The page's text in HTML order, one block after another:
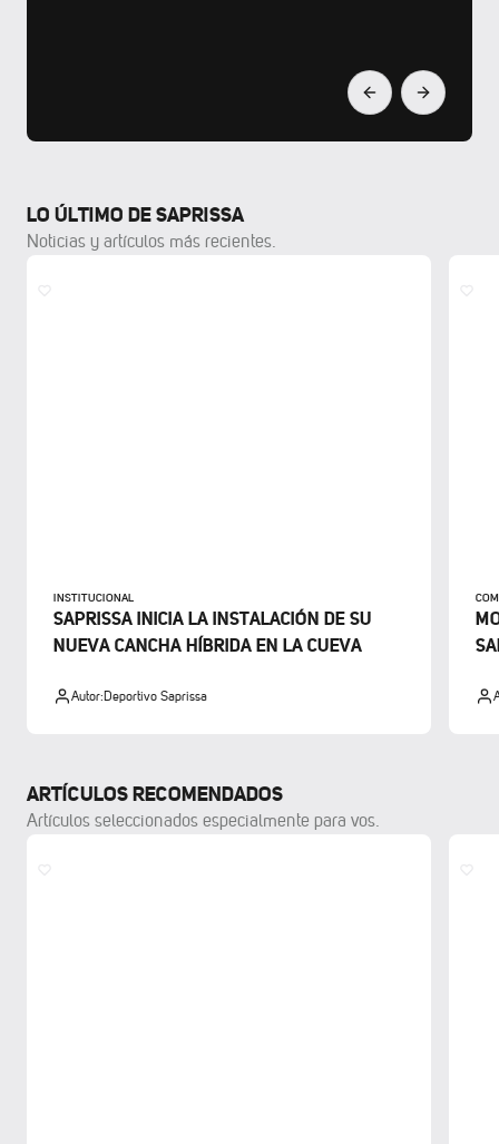
LO ÚLTIMO DE SAPRISSA
Noticias y artículos más recientes.
INSTITUCIONAL
SAPRISSA INICIA LA INSTALACIÓN DE SU
NUEVA CANCHA HÍBRIDA EN LA CUEVA
Autor:Deportivo Saprissa
ARTÍCULOS RECOMENDADOS
Artículos seleccionados especialmente para vos.